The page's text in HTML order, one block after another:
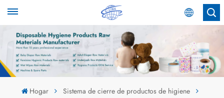
Español
English
Hogar
Sistema de cierre de productos de higiene